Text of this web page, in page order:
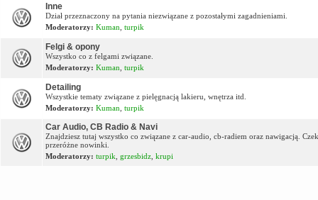
Inne
Dział przeznaczony na pytania niezwiązane z pozostałymi zagadnieniami.
Moderatorzy: Kuman turpik
Felgi & opony
Wszystko co z felgami związane.
Moderatorzy: Kuman turpik
Detailing
Wszystkie tematy związane z pielęgnacją lakieru, wnętrza itd.
Moderatorzy: Kuman turpik
Car Audio, CB Radio & Navi
Znajdziesz tutaj wszystko co związane z car-audio, cb-radiem oraz nawigacją.
przeróżne nowinki.
Moderatorzy: turpik grzesbidz krupi